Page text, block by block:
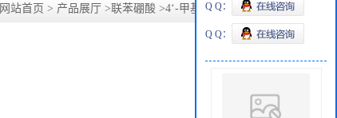
网站首页 > 产品展厅 >联苯硼酸 >4‘-甲基-3-氟联苯硼酸
Q Q：
Q Q：